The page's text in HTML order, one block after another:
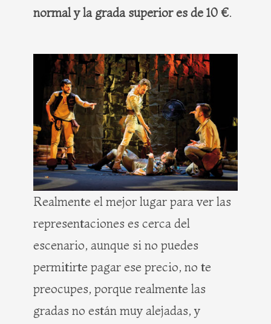
normal y la grada superior es de 10 €.
Realmente el mejor lugar para ver las
representaciones es cerca del
escenario, aunque si no puedes
permitirte pagar ese precio, no te
preocupes, porque realmente las
gradas no están muy alejadas, y